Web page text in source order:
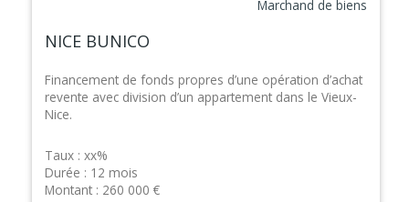
Marchand de biens
NICE BUNICO
Financement de fonds propres d’une opération d’achat
revente avec division d’un appartement dans le Vieux-
Nice.
Taux : xx%
Durée : 12 mois
Montant : 260 000 €